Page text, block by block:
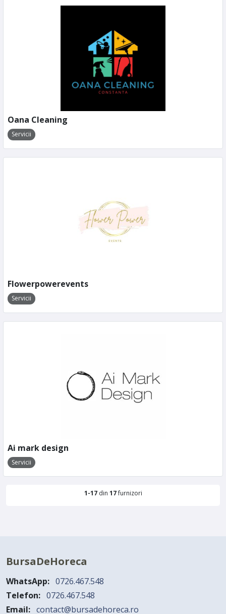
Oana Cleaning
Servicii
Flowerpowerevents
Servicii
Ai mark design
Servicii
1-17din 17furnizori
BursaDeHoreca
WhatsApp: 0726.467.548
Telefon: 0726.467.548
Email: contact@bursadehoreca.ro